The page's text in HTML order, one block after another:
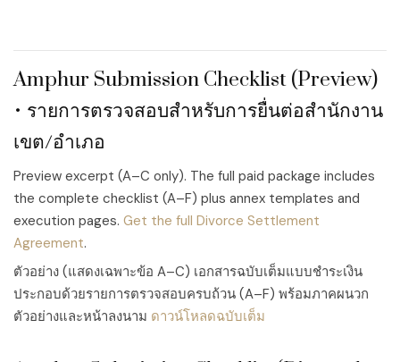
Amphur Submission Checklist (Preview)
• รายการตรวจสอบสำหรับการยื่นต่อสำนักงาน
เขต/อำเภอ
Preview excerpt (A–C only). The full paid package includes
the complete checklist (A–F) plus annex templates and
execution pages. Get the full Divorce Settlement
Agreement.
ตัวอย่าง (แสดงเฉพาะข้อ A–C) เอกสารฉบับเต็มแบบชำระเงิน
ประกอบด้วยรายการตรวจสอบครบถ้วน (A–F) พร้อมภาคผนวก
ตัวอย่างและหน้าลงนาม ดาวน์โหลดฉบับเต็ม